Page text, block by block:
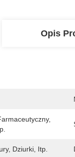
Opis
Dziurki, Itp.